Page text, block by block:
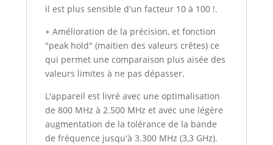
il est plus sensible d'un facteur 10 à 100 !.
+ Amélioration de la précision, et fonction
"peak hold" (maitien des valeurs crêtes) ce
qui permet une comparaison plus aisée des
valeurs limites à ne pas dépasser.
L'appareil est livré avec une optimalisation
de 800 MHz à 2.500 MHz et avec une légère
augmentation de la tolérance de la bande
de fréquence jusqu'à 3.300 MHz (3,3 GHz).